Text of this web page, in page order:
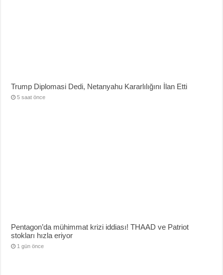
Trump Diplomasi Dedi, Netanyahu Kararlılığını İlan Etti
5 saat önce
Pentagon’da mühimmat krizi iddiası! THAAD ve Patriot
stokları hızla eriyor
1 gün önce